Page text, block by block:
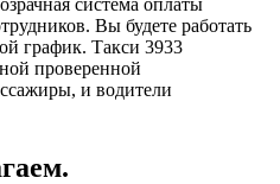
Вы будете работать
график. Такси 3933
проверенной
и водители